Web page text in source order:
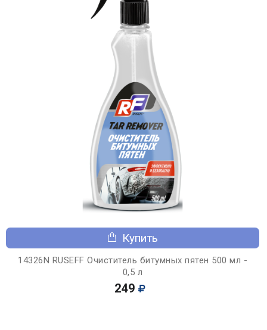
Купить
14326N RUSEFF Очиститель битумных пятен 500 мл -
0,5 л
249